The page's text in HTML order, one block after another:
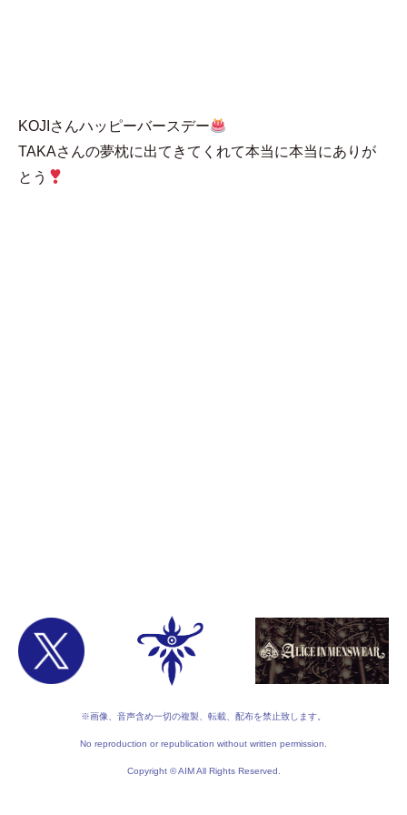
KOJIさんハッピーバースデー
TAKAさんの夢枕に出てきてくれて本当に本当にありが
とう
※画像、音声含め一切の複製、転載、配布を禁止致します。
No reproduction or republication without written permission.
Copyright © AIM All Rights Reserved.